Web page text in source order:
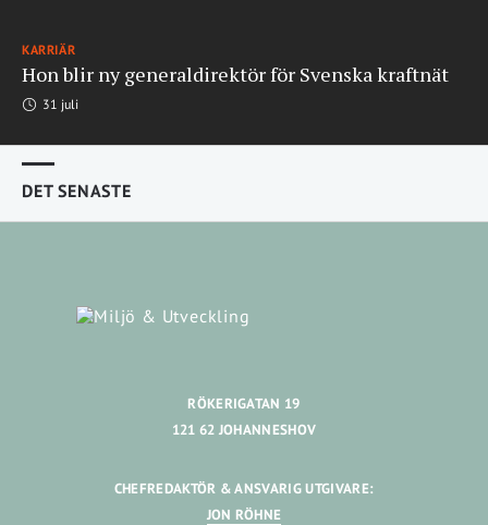
KARRIÄR
Hon blir ny generaldirektör för Svenska kraftnät
31 juli
DET SENASTE
RÖKERIGATAN 19
121 62 JOHANNESHOV
CHEFREDAKTÖR & ANSVARIG UTGIVARE:
JON RÖHNE